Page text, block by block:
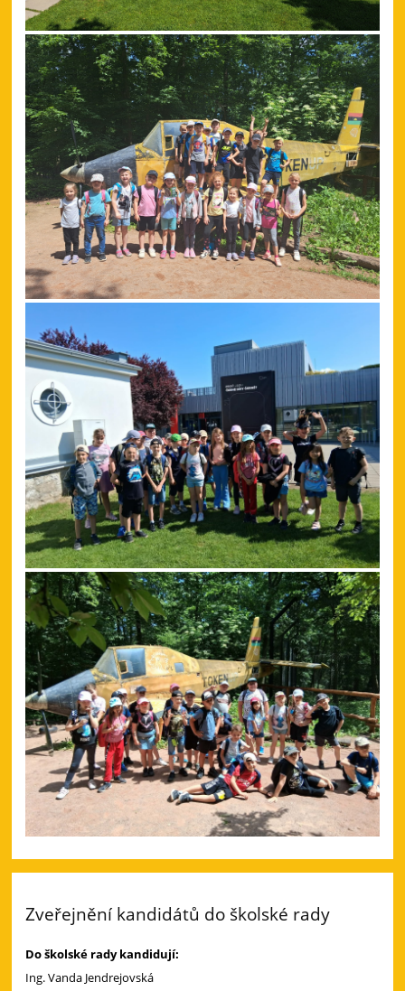
Zveřejnění kandidátů do školské rady
Do školské rady kandidují:
Ing. Vanda Jendrejovská